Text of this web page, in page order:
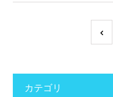
カテゴリ